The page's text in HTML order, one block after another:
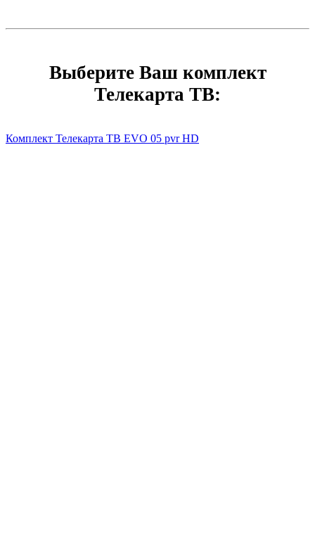
Выберите Ваш комплект
Телекарта ТВ:
Комплект Телекарта ТВ EVO 05 pvr HD